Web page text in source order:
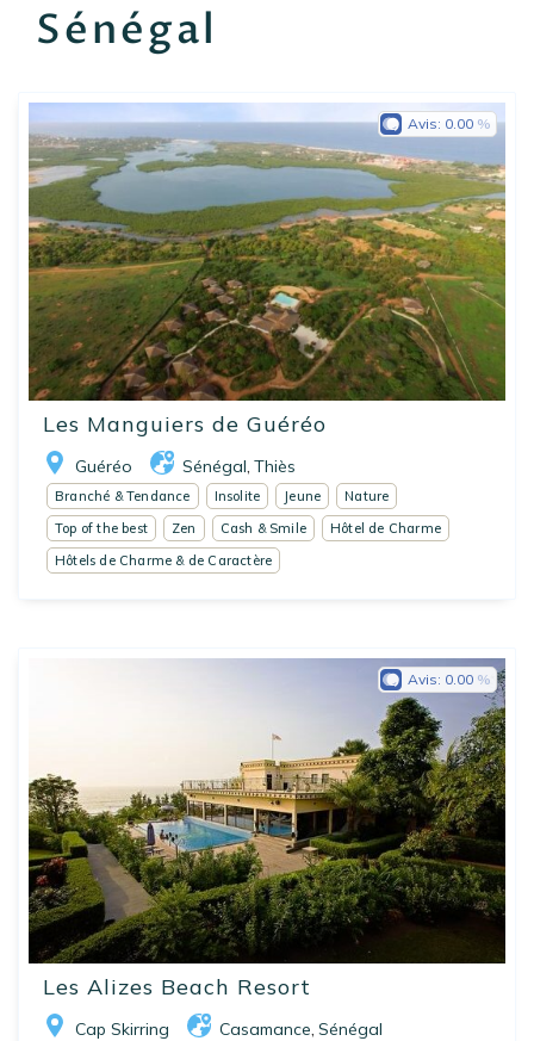
Sénégal
Les Manguiers de Guéréo
Guéréo Sénégal Thiès
Avis: 0.00
Branché & Tendance Insolite Jeune
Nature
Top of the best
Zen Cash & Smile
Hôtel de Charme
Hôtels de Charme & de Caractère
Les Alizes Beach Resort
Cap Skirring Casamance Sénégal
Avis: 0.00